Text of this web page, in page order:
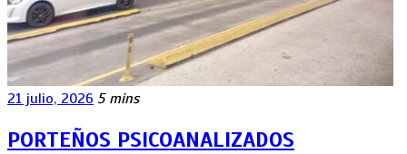
21 julio, 2026 5 mins
PORTEÑOS PSICOANALIZADOS